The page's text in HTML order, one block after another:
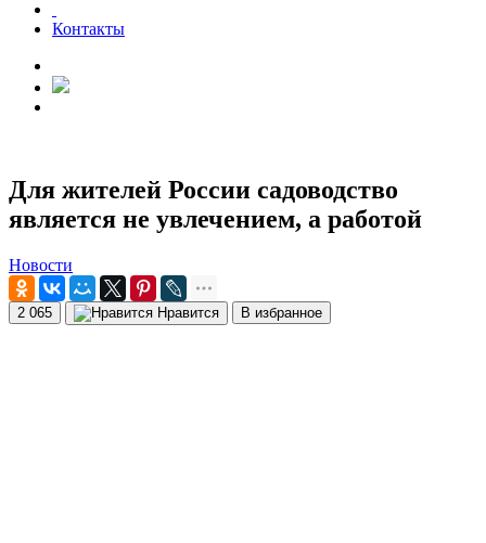
Контакты
Для жителей России садоводство
является не увлечением, а работой
Новости
2 065 Нравится В избранное